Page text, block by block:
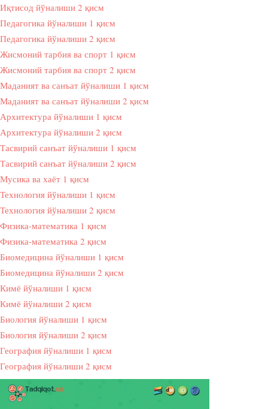
Иқтисод йўналиши 2 қисм
Педагогика йўналиши 1 қисм
Педагогика йўналиши 2 қисм
Жисмоний тарбия ва спорт 1 қисм
Жисмоний тарбия ва спорт 2 қисм
Маданият ва санъат йўналиши 1 қисм
Маданият ва санъат йўналиши 2 қисм
Архитектура йўналиши 1 қисм
Архитектура йўналиши 2 қисм
Тасвирий санъат йўналиши 1 қисм
Тасвирий санъат йўналиши 2 қисм
Мусика ва хаёт 1 қисм
Технология йўналиши 1 қисм
Технология йўналиши 2 қисм
Физика-математика 1 қисм
Физика-математика 2 қисм
Биомедицина йўналиши 1 қисм
Биомедицина йўналиши 2 қисм
Кимё йўналиши 1 қисм
Кимё йўналиши 2 қисм
Биология йўналиши 1 қисм
Биология йўналиши 2 қисм
География йўналиши 1 қисм
География йўналиши 2 қисм